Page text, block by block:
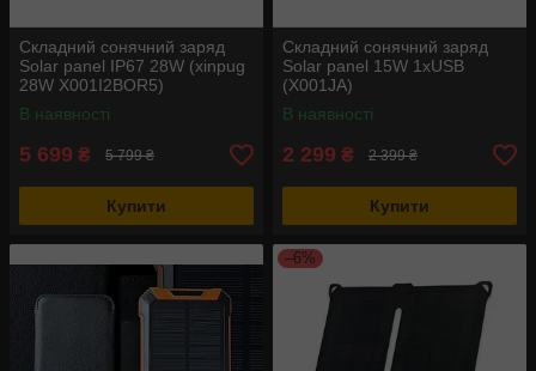
Складний сонячний заряд
Solar panel IP67 28W (xinpug
28W X001I2BOR5)
В наявності
5 699 ₴ 5 799 ₴
Купити
Складний сонячний заряд
Solar panel 15W 1xUSB
(X001JA)
В наявності
2 299 ₴ 2 399 ₴
Купити
–6%